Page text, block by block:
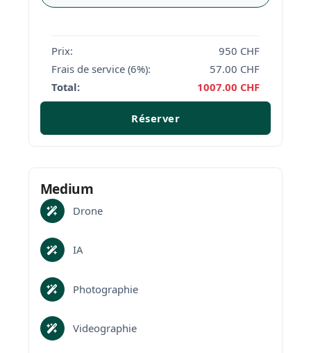
Prix: 950 CHF
Frais de service (6%):
57.00 CHF
Total:
1007.00 CHF
Réserver
Medium
Drone
IA
Photographie
Videographie